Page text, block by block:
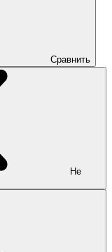
Сравнить
Не